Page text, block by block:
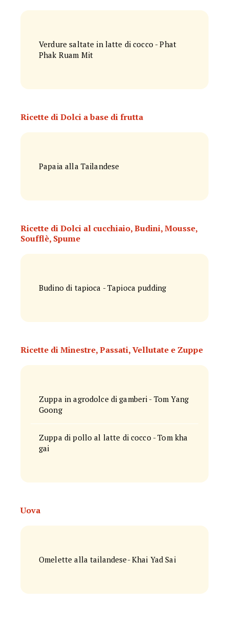
Verdure saltate in latte di cocco - Phat
Phak Ruam Mit
Ricette di Dolci a base di frutta
Papaia alla Tailandese
Ricette di Dolci al cucchiaio, Budini, Mousse,
Soufflè, Spume
Budino di tapioca - Tapioca pudding
Ricette di Minestre, Passati, Vellutate e Zuppe
Zuppa in agrodolce di gamberi - Tom Yang
Goong
Zuppa di pollo al latte di cocco - Tom kha
gai
Uova
Omelette alla tailandese- Khai Yad Sai